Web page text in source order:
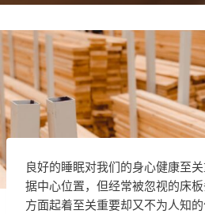
良好的睡眠对我们的身心健康至
据中心位置，但经常被忽视的床
方面起着至关重要却又不为人知